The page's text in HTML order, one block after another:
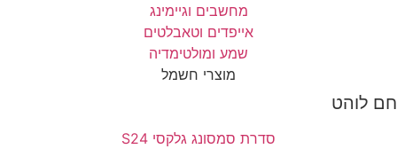
מחשבים וגיימינג
אייפדים וטאבלטים
שמע ומולטימדיה
מוצרי חשמל
חם לוהט
סדרת סמסונג גלקסי S24